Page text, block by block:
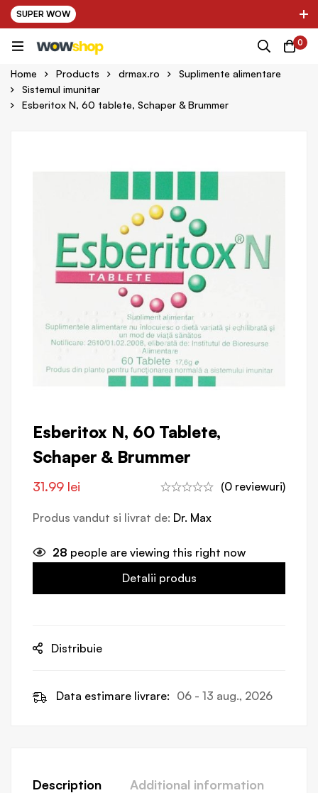
SUPER WOW
✌ Nou! Ultimii parteneri adaugati in platforma:
Farma ✌
0
Home Products drmax.ro
Suplimente alimentare
Sistemul imunitar
Esberitox N, 60 tablete, Schaper & Brummer
Esberitox N, 60 Tablete,
Schaper & Brummer
31.99 lei (0 reviewuri)
Produs vandut si livrat de: Dr. Max
28 people are viewing this right now
Detalii produs
Distribuie
Data estimare livrare: 06 - 13 aug., 2026
Description Additional information